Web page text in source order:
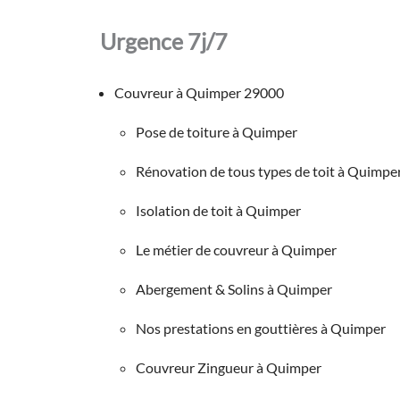
Urgence 7j/7
Couvreur à Quimper 29000
Pose de toiture à Quimper
Rénovation de tous types de toit à
Isolation de toit à Quimper
Le métier de couvreur à Quimper
Abergement & Solins à Quimper
Nos prestations en gouttières à Quimper
Couvreur Zingueur à Quimper